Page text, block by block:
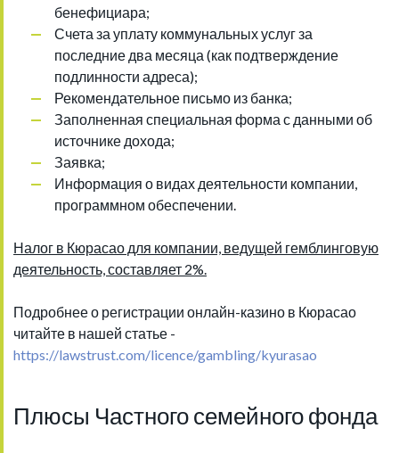
бенефициара;
Счета за уплату коммунальных услуг за
последние два месяца (как подтверждение
подлинности адреса);
Рекомендательное письмо из банка;
Заполненная специальная форма с данными об
источнике дохода;
Заявка;
Информация о видах деятельности компании,
программном обеспечении.
Налог в Кюрасао для компании, ведущей гемблинговую
деятельность, составляет 2%.
Подробнее о регистрации онлайн-казино в Кюрасао
читайте в нашей статье -
https://lawstrust.com/licence/gambling/kyurasao
Плюсы Частного семейного фонда